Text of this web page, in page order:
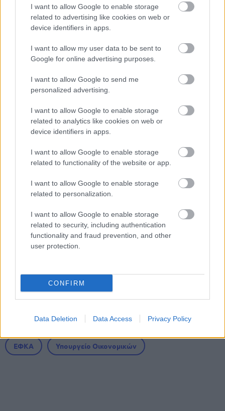
I want to allow Google to enable storage
related to advertising like cookies on web or
device identifiers in apps.
I want to allow my user data to be sent to
Google for online advertising purposes.
I want to allow Google to send me
personalized advertising.
I want to allow Google to enable storage
related to analytics like cookies on web or
device identifiers in apps.
I want to allow Google to enable storage
related to functionality of the website or app.
I want to allow Google to enable storage
related to personalization.
I want to allow Google to enable storage
related to security, including authentication
functionality and fraud prevention, and other
user protection.
CONFIRM
Data Deletion Data Access Privacy Policy
ΕΟΠΥΥ: Επίδομα έως 150 ευρώ – Ποιοι
ασφαλισμένοι το δικαιούνται
Προσλήψεις σε σχολεία: 1.116 θέσεις
εργασίας με απολυτήριο γυμνασίου
Τουρισμός για Όλους 2026: Ποιοι
μπορούν να κάνουν αίτηση σήμερα –
ΕΦΚΑ Υπουργείο Οικονομικών